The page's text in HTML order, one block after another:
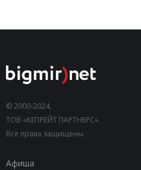
© 2000-2024,
ТОВ «КЕПРЕЙТ ПАРТНЕРС».
Все права защищены.
Афиша